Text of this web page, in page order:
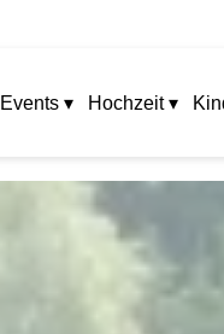
Events ▾ Hochzeit ▾